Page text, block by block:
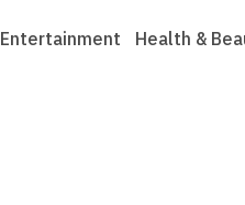
Entertainment Health &